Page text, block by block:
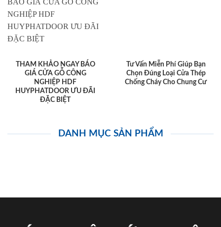
THAM KHẢO NGAY BÁO
GIÁ CỬA GỖ CÔNG
NGHIỆP HDF
HUYPHATDOOR ƯU ĐÃI
ĐẶC BIỆT
Tư Vấn Miễn Phí Giúp Bạn
Chọn Đúng Loại Cửa Thép
Chống Cháy Cho Chung Cư
DANH MỤC SẢN PHẨM